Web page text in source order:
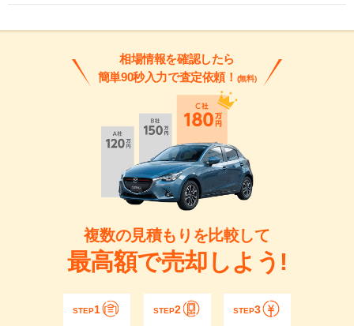
相場情報を確認したら
簡単90秒入力で査定依頼！ (無料)
複数の見積もりを比較して
最高額で売却しよう!
STEP1 STEP2 STEP3